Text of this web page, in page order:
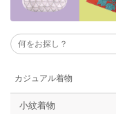
カジュアル着物
小紋着物